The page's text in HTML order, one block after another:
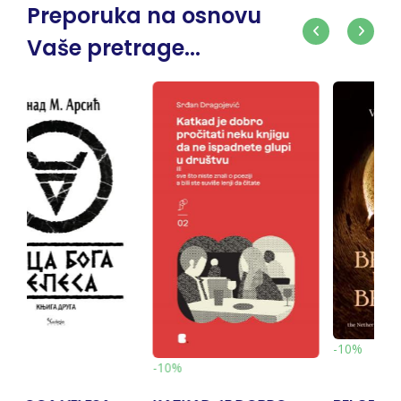
Preporuka na osnovu
Vaše pretrage...
-10%